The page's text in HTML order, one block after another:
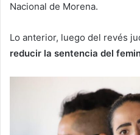
Nacional de Morena.
Lo anterior, luego del revés
reducir la sentencia del